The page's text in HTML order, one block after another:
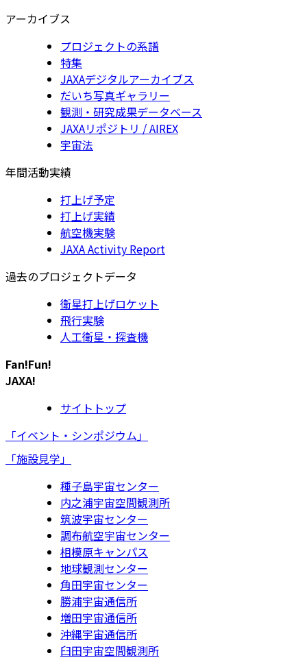
アーカイブス
プロジェクトの系譜
特集
JAXAデジタルアーカイブス
だいち写真ギャラリー
観測・研究成果データベース
JAXAリポジトリ / AIREX
宇宙法
年間活動実績
打上げ予定
打上げ実績
航空機実験
JAXA Activity Report
過去のプロジェクトデータ
衛星打上げロケット
飛行実験
人工衛星・探査機
Fan!Fun!
JAXA!
サイトトップ
「イベント・シンポジウム」
「施設見学」
種子島宇宙センター
内之浦宇宙空間観測所
筑波宇宙センター
調布航空宇宙センター
相模原キャンパス
地球観測センター
角田宇宙センター
勝浦宇宙通信所
増田宇宙通信所
沖縄宇宙通信所
臼田宇宙空間観測所